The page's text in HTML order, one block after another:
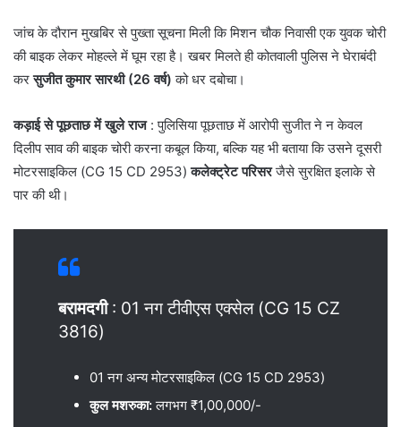
​जांच के दौरान मुखबिर से पुख्ता सूचना मिली कि मिशन चौक निवासी एक युवक चोरी
की बाइक लेकर मोहल्ले में घूम रहा है। खबर मिलते ही कोतवाली पुलिस ने घेराबंदी
करसुजीत कुमार सारथी (26 वर्ष) को धर दबोचा।
कड़ाई से पूछताछ में खुले राज: पुलिसिया पूछताछ में आरोपी सुजीत ने न केवल
दिलीप साव की बाइक चोरी करना कबूल किया, बल्कि यह भी बताया कि उसने दूसरी
मोटरसाइकिल (CG 15 CD 2953)कलेक्ट्रेट परिसरजैसे सुरक्षित इलाके से
पार की थी।
बरामदगी: 01 नग टीवीएस एक्सेल (CG 15 CZ
3816)
​01 नग अन्य मोटरसाइकिल (CG 15 CD 2953)
कुल मशरुका:लगभग ₹1,00,000/-